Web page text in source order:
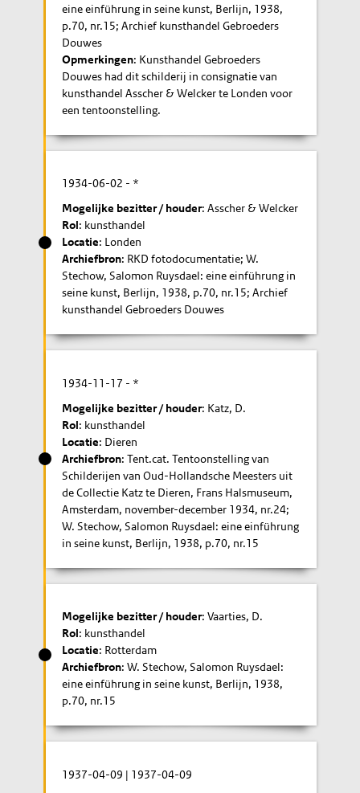
eine einführung in seine kunst, Berlijn, 1938,
p.70, nr.15; Archief kunsthandel Gebroeders
Douwes
Opmerkingen: Kunsthandel Gebroeders
Douwes had dit schilderij in consignatie van
kunsthandel Asscher & Welcker te Londen voor
een tentoonstelling.
1934-06-02 - *
Mogelijke bezitter / houder: Asscher & Welcker
Rol: kunsthandel
Locatie: Londen
Archiefbron: RKD fotodocumentatie; W.
Stechow, Salomon Ruysdael: eine einführung in
seine kunst, Berlijn, 1938, p.70, nr.15; Archief
kunsthandel Gebroeders Douwes
1934-11-17 - *
Mogelijke bezitter / houder: Katz, D.
Rol: kunsthandel
Locatie: Dieren
Archiefbron: Tent.cat. Tentoonstelling van
Schilderijen van Oud-Hollandsche Meesters uit
de Collectie Katz te Dieren, Frans Halsmuseum,
Amsterdam, november-december 1934, nr.24;
W. Stechow, Salomon Ruysdael: eine einführung
in seine kunst, Berlijn, 1938, p.70, nr.15
Mogelijke bezitter / houder: Vaarties, D.
Rol: kunsthandel
Locatie: Rotterdam
Archiefbron: W. Stechow, Salomon Ruysdael:
eine einführung in seine kunst, Berlijn, 1938,
p.70, nr.15
1937-04-09 | 1937-04-09